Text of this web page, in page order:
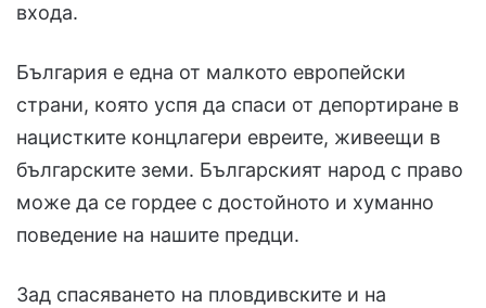
входа.
България е една от малкото европейски
страни, която успя да спаси от депортиране в
нацистките концлагери евреите, живеещи в
българските земи. Българският народ с право
може да се гордее с достойното и хуманно
поведение на нашите предци.
Зад спасяването на пловдивските и на